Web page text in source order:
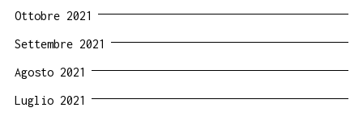
Ottobre 2021
Settembre 2021
Agosto 2021
Luglio 2021